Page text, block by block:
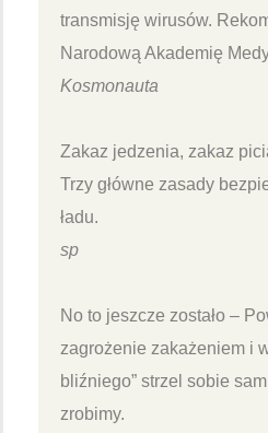
transmisję wirusów.
Narodową Akademię
Kosmonauta
Zakaz jedzenia, zakaz
Trzy główne zasady
ładu.
sp
No to jeszcze zostało –
zagrożenie zakażeniem i
bliźniego” strzel sobie
zrobimy.